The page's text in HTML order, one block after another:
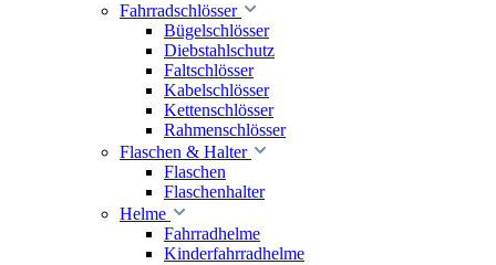
Fahrradschlösser
Bügelschlösser
Diebstahlschutz
Faltschlösser
Kabelschlösser
Kettenschlösser
Rahmenschlösser
Flaschen & Halter
Flaschen
Flaschenhalter
Helme
Fahrradhelme
Kinderfahrradhelme